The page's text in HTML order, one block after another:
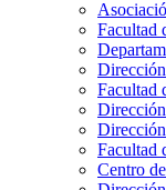
Facultad
Facultad
Facultad
Centro